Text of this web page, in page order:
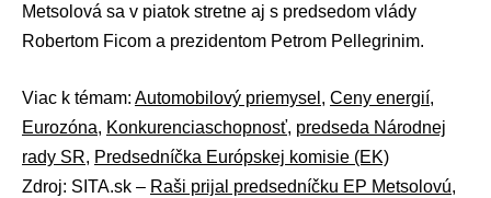
Metsolová sa v piatok stretne aj s predsedom vlády
Robertom Ficom a prezidentom Petrom Pellegrinim.
Viac k témam: Automobilový priemysel , Ceny energií,
Eurozóna, Konkurenciaschopnosť, predseda Národnej
rady SR, Predsedníčka Európskej komisie (EK)
Zdroj: SITA.sk – Raši prijal predsedníčku EP Metsolovú,